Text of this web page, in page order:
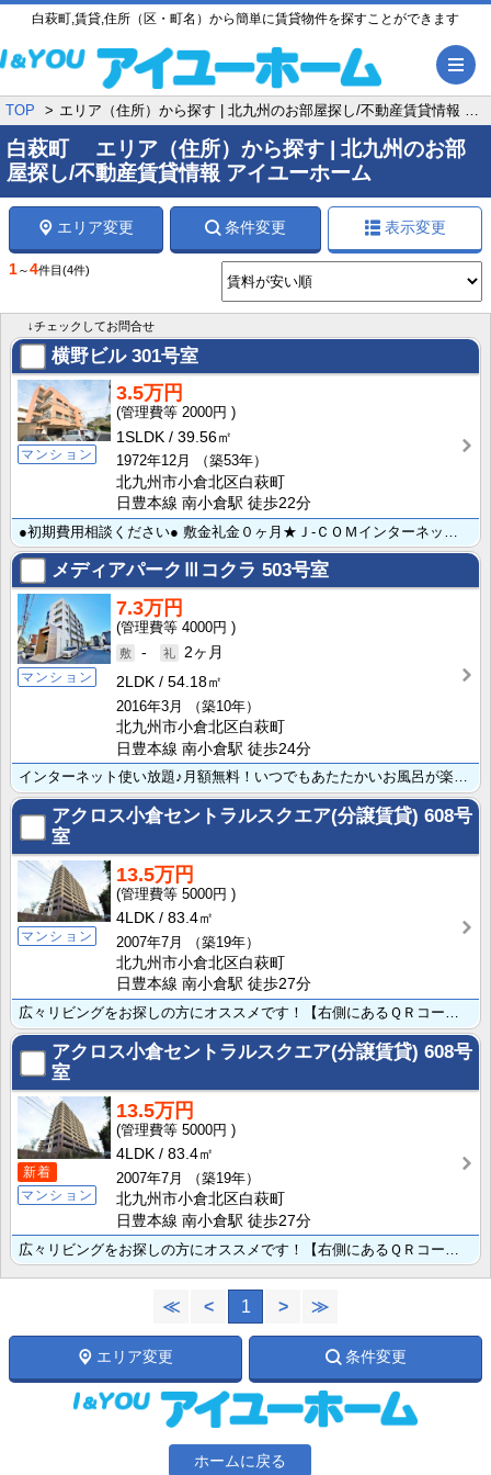
白萩町,賃貸,住所（区・町名）から簡単に賃貸物件を探すことができます
TOP エリア（住所）から探す | 北九州のお部屋探し/不動産賃貸情報 アイユーホーム
白萩町 エリア（住所）から探す | 北九州のお部
屋探し/不動産賃貸情報 アイユーホーム
エリア変更 条件変更 表示変更
1～4件目 (4件)
↓チェックしてお問合せ
横野ビル 301号室
マンション
3.5万円
2000円
1SLDK
39.56㎡
1972年12月
（築53年）
北九州市小倉北区白萩町
日豊本線 南小倉駅 徒歩22分
●初期費用相談ください● 敷金礼金０ヶ月★Ｊ-ＣＯＭインターネット無料！ ペット相談可♪猫ちゃん2匹･･･
メディアパークⅢコクラ 503号室
マンション
7.3万円
4000円
-
2ヶ月
2LDK
54.18㎡
2016年3月
（築10年）
北九州市小倉北区白萩町
日豊本線 南小倉駅 徒歩24分
インターネット使い放題♪月額無料！いつでもあたたかいお風呂が楽しめる追い焚き機能付き★ リビング見渡･･･
アクロス小倉セントラルスクエア(分譲賃貸) 608号
室
マンション
13.5万円
5000円
4LDK
83.4㎡
2007年7月
（築19年）
北九州市小倉北区白萩町
日豊本線 南小倉駅 徒歩27分
広々リビングをお探しの方にオススメです！【右側にあるＱＲコードから物件情報を読み取れます!通勤･休み･･･
アクロス小倉セントラルスクエア(分譲賃貸) 608号
室
新着
マンション
13.5万円
5000円
4LDK
83.4㎡
2007年7月
（築19年）
北九州市小倉北区白萩町
日豊本線 南小倉駅 徒歩27分
≪ < 1 > ≫
エリア変更 条件変更
ホームに戻る